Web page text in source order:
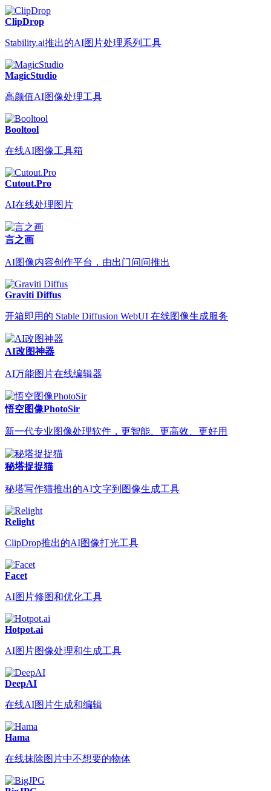
ClipDrop
Stability.ai推出的AI图片处理系列工具
MagicStudio
高颜值AI图像处理工具
Booltool
在线AI图像工具箱
Cutout.Pro
AI在线处理图片
言之画
AI图像内容创作平台，由出门问问推出
Graviti Diffus
开箱即用的 Stable Diffusion WebUI 在线图像生成服务
AI改图神器
AI万能图片在线编辑器
悟空图像PhotoSir
新一代专业图像处理软件，更智能、更高效、更好用
秘塔捉捉猫
秘塔写作猫推出的AI文字到图像生成工具
Relight
ClipDrop推出的AI图像打光工具
Facet
AI图片修图和优化工具
Hotpot.ai
AI图片图像处理和生成工具
DeepAI
在线AI图片生成和编辑
Hama
在线抹除图片中不想要的物体